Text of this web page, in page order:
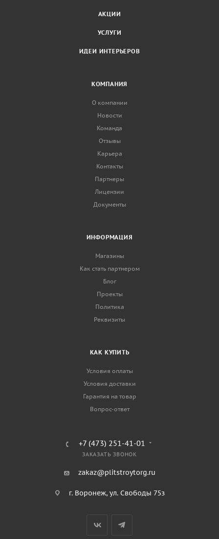
АКЦИИ
УСЛУГИ
ИДЕИ ИНТЕРЬЕРОВ
КОМПАНИЯ
О компании
Новости
Команда
Отзывы
Карьера
Контакты
Партнеры
Лицензии
Документы
ИНФОРМАЦИЯ
Магазины
Как стать партнером
Блог
Проекты
Политика
Реквизиты
КАК КУПИТЬ
Условия оплаты
Условия доставки
Гарантия на товар
Вопрос-ответ
+7 (473) 251-41-01
ЗАКАЗАТЬ ЗВОНОК
zakaz@plitstroytorg.ru
г. Воронеж, ул. Свободы 75з